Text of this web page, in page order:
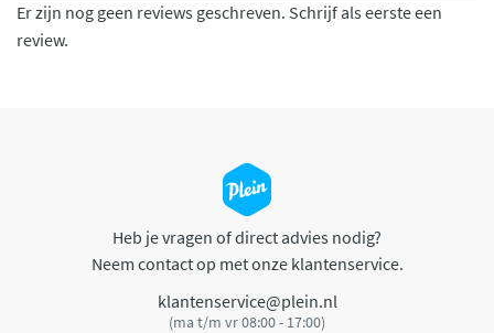
Er zijn nog geen reviews geschreven. Schrijf als eerste een
review.
Heb je vragen of direct advies nodig?
Neem contact op met onze klantenservice.
klantenservice@plein.nl
(ma t/m vr 08:00 - 17:00)